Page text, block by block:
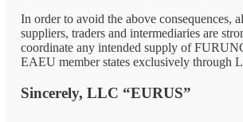
In order to avoid the above consequences,
suppliers, traders and intermediaries are
coordinate any intended supply of
EAEU member states exclusively through
Sincerely, LLC “EURUS”